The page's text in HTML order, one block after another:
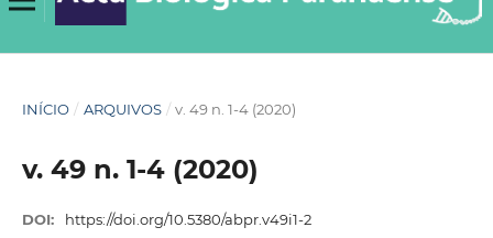
INÍCIO / ARQUIVOS / v. 49 n. 1-4 (2020)
v. 49 n. 1-4 (2020)
DOI: https://doi.org/10.5380/abpr.v49i1-2